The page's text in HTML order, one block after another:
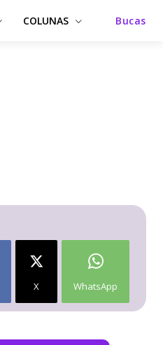
COLUNAS Bucas
X WhatsApp